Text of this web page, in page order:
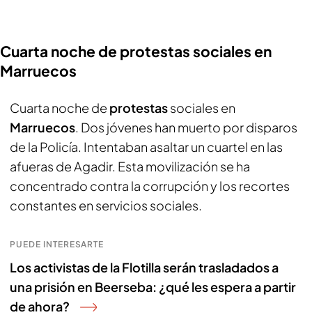
Cuarta noche de protestas sociales en
Marruecos
Cuarta noche de protestassociales en
Marruecos. Dos jóvenes han muerto por disparos
de la Policía. Intentaban asaltar un cuartel en las
afueras de Agadir. Esta movilización se ha
concentrado contra la corrupción y los recortes
constantes en servicios sociales.
PUEDE INTERESARTE
Los activistas de la Flotilla serán trasladados a
una prisión en Beerseba: ¿qué les espera a partir
de ahora?